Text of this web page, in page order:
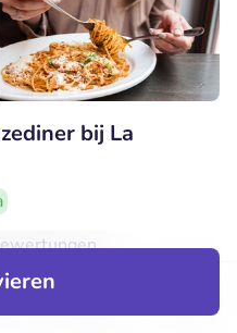
bij La